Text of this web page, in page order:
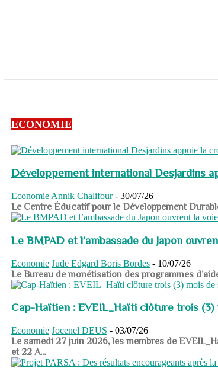
ECONOMIE
Développement international Desjardins
Economie Annik Chalifour - 30/07/26
​​​​​​​Le Centre Éducatif pour le Développement
Le BMPAD et l’ambassade du Japon
Economie Jude Edgard Boris Bordes - 10/07/26
​​​​​​​Le Bureau de monétisation des programmes
Cap-Haïtien : EVEIL_Haïti clôture trois (3)
Economie Jocenel DEUS - 03/07/26
Le samedi 27 juin 2026, les membres de
et 22 A...